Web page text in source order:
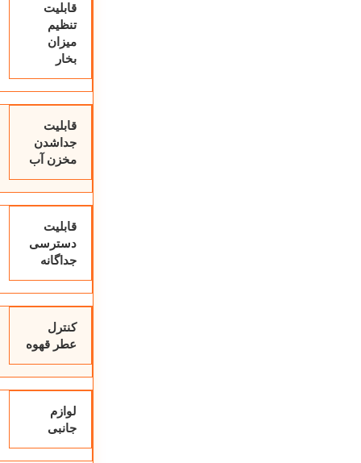
قابلیت
تنظیم
میزان
بخار
قابلیت
جداشدن
مخزن آب
قابلیت
دسترسی
جداگانه
کنترل
عطر قهوه
لوازم
جانبی